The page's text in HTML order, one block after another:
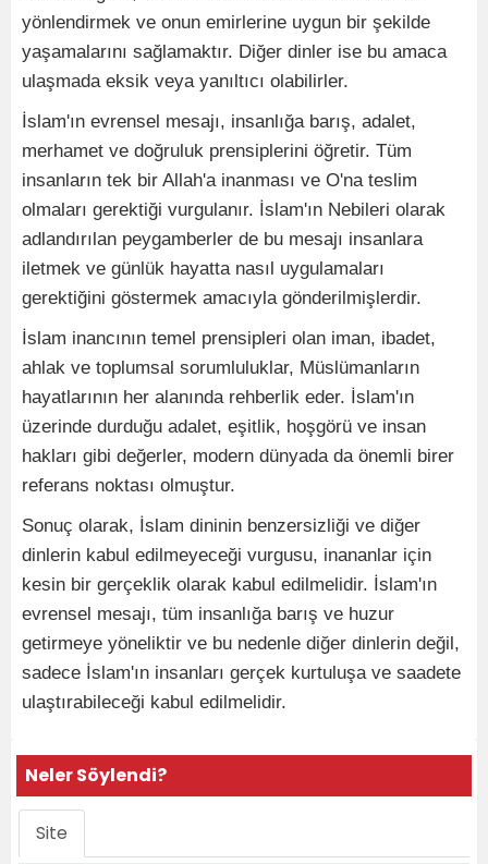
yönlendirmek ve onun emirlerine uygun bir şekilde
yaşamalarını sağlamaktır. Diğer dinler ise bu amaca
ulaşmada eksik veya yanıltıcı olabilirler.
İslam'ın evrensel mesajı, insanlığa barış, adalet,
merhamet ve doğruluk prensiplerini öğretir. Tüm
insanların tek bir Allah'a inanması ve O'na teslim
olmaları gerektiği vurgulanır. İslam'ın Nebileri olarak
adlandırılan peygamberler de bu mesajı insanlara
iletmek ve günlük hayatta nasıl uygulamaları
gerektiğini göstermek amacıyla gönderilmişlerdir.
İslam inancının temel prensipleri olan iman, ibadet,
ahlak ve toplumsal sorumluluklar, Müslümanların
hayatlarının her alanında rehberlik eder. İslam'ın
üzerinde durduğu adalet, eşitlik, hoşgörü ve insan
hakları gibi değerler, modern dünyada da önemli birer
referans noktası olmuştur.
Sonuç olarak, İslam dininin benzersizliği ve diğer
dinlerin kabul edilmeyeceği vurgusu, inananlar için
kesin bir gerçeklik olarak kabul edilmelidir. İslam'ın
evrensel mesajı, tüm insanlığa barış ve huzur
getirmeye yöneliktir ve bu nedenle diğer dinlerin değil,
sadece İslam'ın insanları gerçek kurtuluşa ve saadete
ulaştırabileceği kabul edilmelidir.
Neler Söylendi?
Site